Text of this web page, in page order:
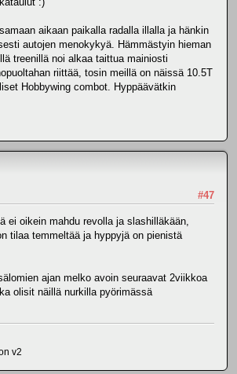
aikaan paikalla radalla illalla ja hänkin
autojen menokykyä. Hämmästyin hieman
treenillä noi alkaa taittua mainiosti
riittää, tosin meillä on näissä 10.5T
Hobbywing combot. Hyppäävätkin
#47
ei oikein mahdu revolla ja slashilläkään,
tilaa temmeltää ja hyppyjä on pienistä
ajan melko avoin seuraavat 2viikkoa
olisit näillä nurkilla pyörimässä
v2